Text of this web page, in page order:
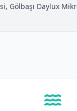
Gölbaşı Daylux